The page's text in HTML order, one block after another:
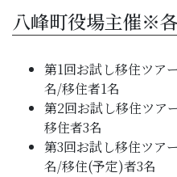
八峰町役場主催※
第1回お試し移住ツア
名/移住者1名
第2回お試し移住ツ
移住者3名
第3回お試し移住ツア
名/移住(予定)者3名